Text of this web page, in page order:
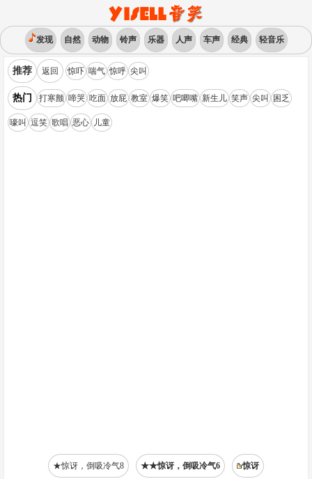
发现 自然 动物 铃声 乐器 人声 车声 经典 轻音乐
推荐 返回 惊吓 喘气 惊呼 尖叫
热门 打寒颤 啼哭 吃面 放屁 教室 爆笑 吧唧嘴 新生儿 笑声 尖叫 困乏
嚎叫 逗笑 歌唱 恶心 儿童
★惊讶，倒吸冷气8 ★★惊讶，倒吸冷气6 惊讶